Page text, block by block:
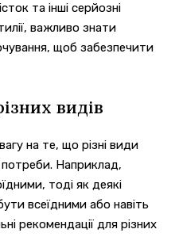
та інші серйозні
важливо знати
щоб забезпечити
видів
на те, що різні види
потреби. Наприклад,
тоді як деякі
всеїдними або навіть
рекомендації для різних